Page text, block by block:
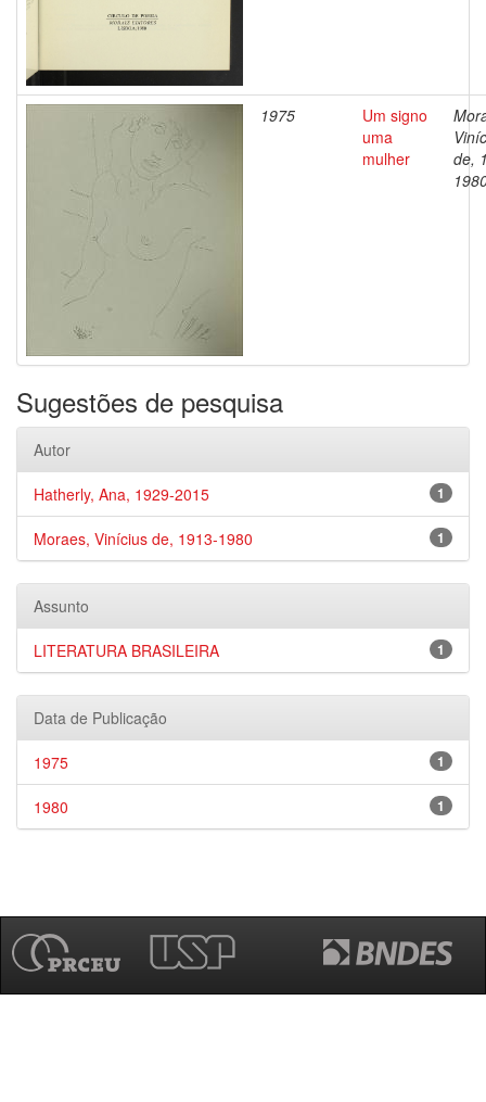
1975
Um signo
uma
mulher
de,
Sugestões de pesquisa
Autor
1
Hatherly, Ana, 1929-2015
1
Moraes, Vinícius de, 1913-1980
Assunto
1
LITERATURA BRASILEIRA
Data de Publicação
1
1975
1
1980